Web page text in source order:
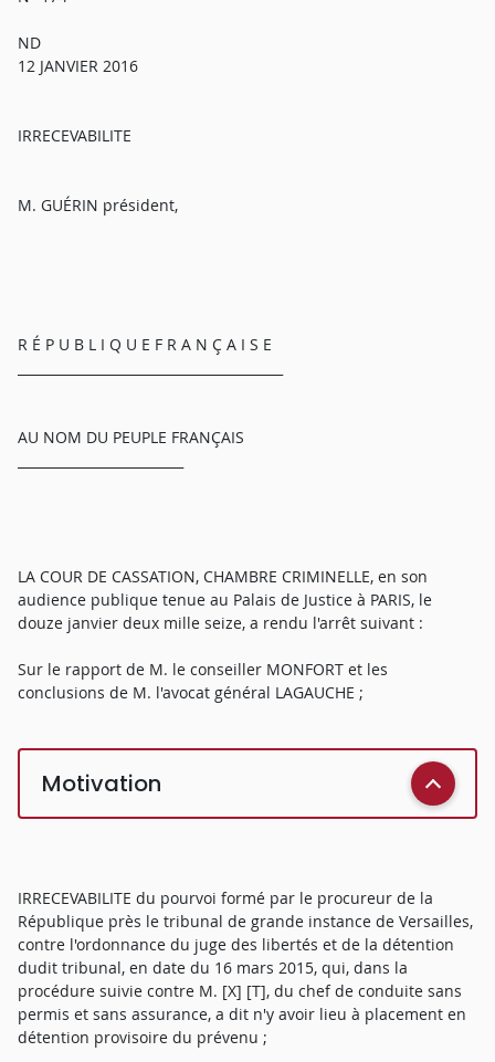
ND
12 JANVIER 2016
IRRECEVABILITE
M. GUÉRIN président,
R É P U B L I Q U E F R A N Ç A I S E
AU NOM DU PEUPLE FRANÇAIS
LA COUR DE CASSATION, CHAMBRE CRIMINELLE, en son
audience publique tenue au Palais de Justice à PARIS, le
douze janvier deux mille seize, a rendu l'arrêt suivant :
Sur le rapport de M. le conseiller MONFORT et les
conclusions de M. l'avocat général LAGAUCHE ;
Motivation
IRRECEVABILITE du pourvoi formé par le procureur de la
République près le tribunal de grande instance de Versailles,
contre l'ordonnance du juge des libertés et de la détention
dudit tribunal, en date du 16 mars 2015, qui, dans la
procédure suivie contre M. [X] [T], du chef de conduite sans
permis et sans assurance, a dit n'y avoir lieu à placement en
détention provisoire du prévenu ;